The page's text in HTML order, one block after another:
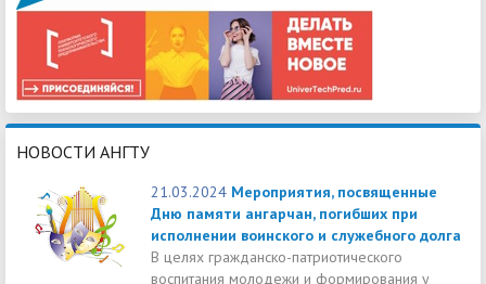
НОВОСТИ АНГТУ
21.03.2024 Мероприятия, посвященные
Дню памяти ангарчан, погибших при
исполнении воинского и служебного долга
В целях гражданско-патриотического
воспитания молодежи и формирования у